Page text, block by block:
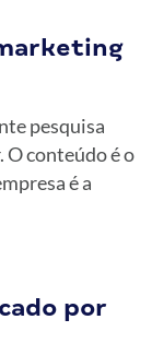
pesquisa
O conteúdo é o
é a
por